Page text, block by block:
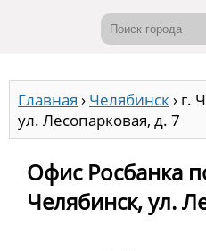
Главная › Челябинск› г.
ул. Лесопарковая, д. 7
Офис Росбанка
Челябинск, ул.